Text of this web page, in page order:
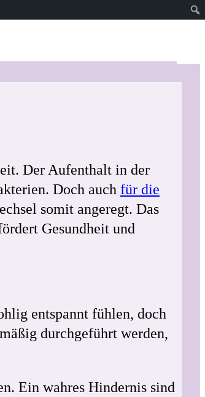
Der Aufenthalt in der
Doch auch für die
somit angeregt. Das
Gesundheit und
entspannt fühlen, doch
durchgeführt werden,
Ein wahres Hindernis sind